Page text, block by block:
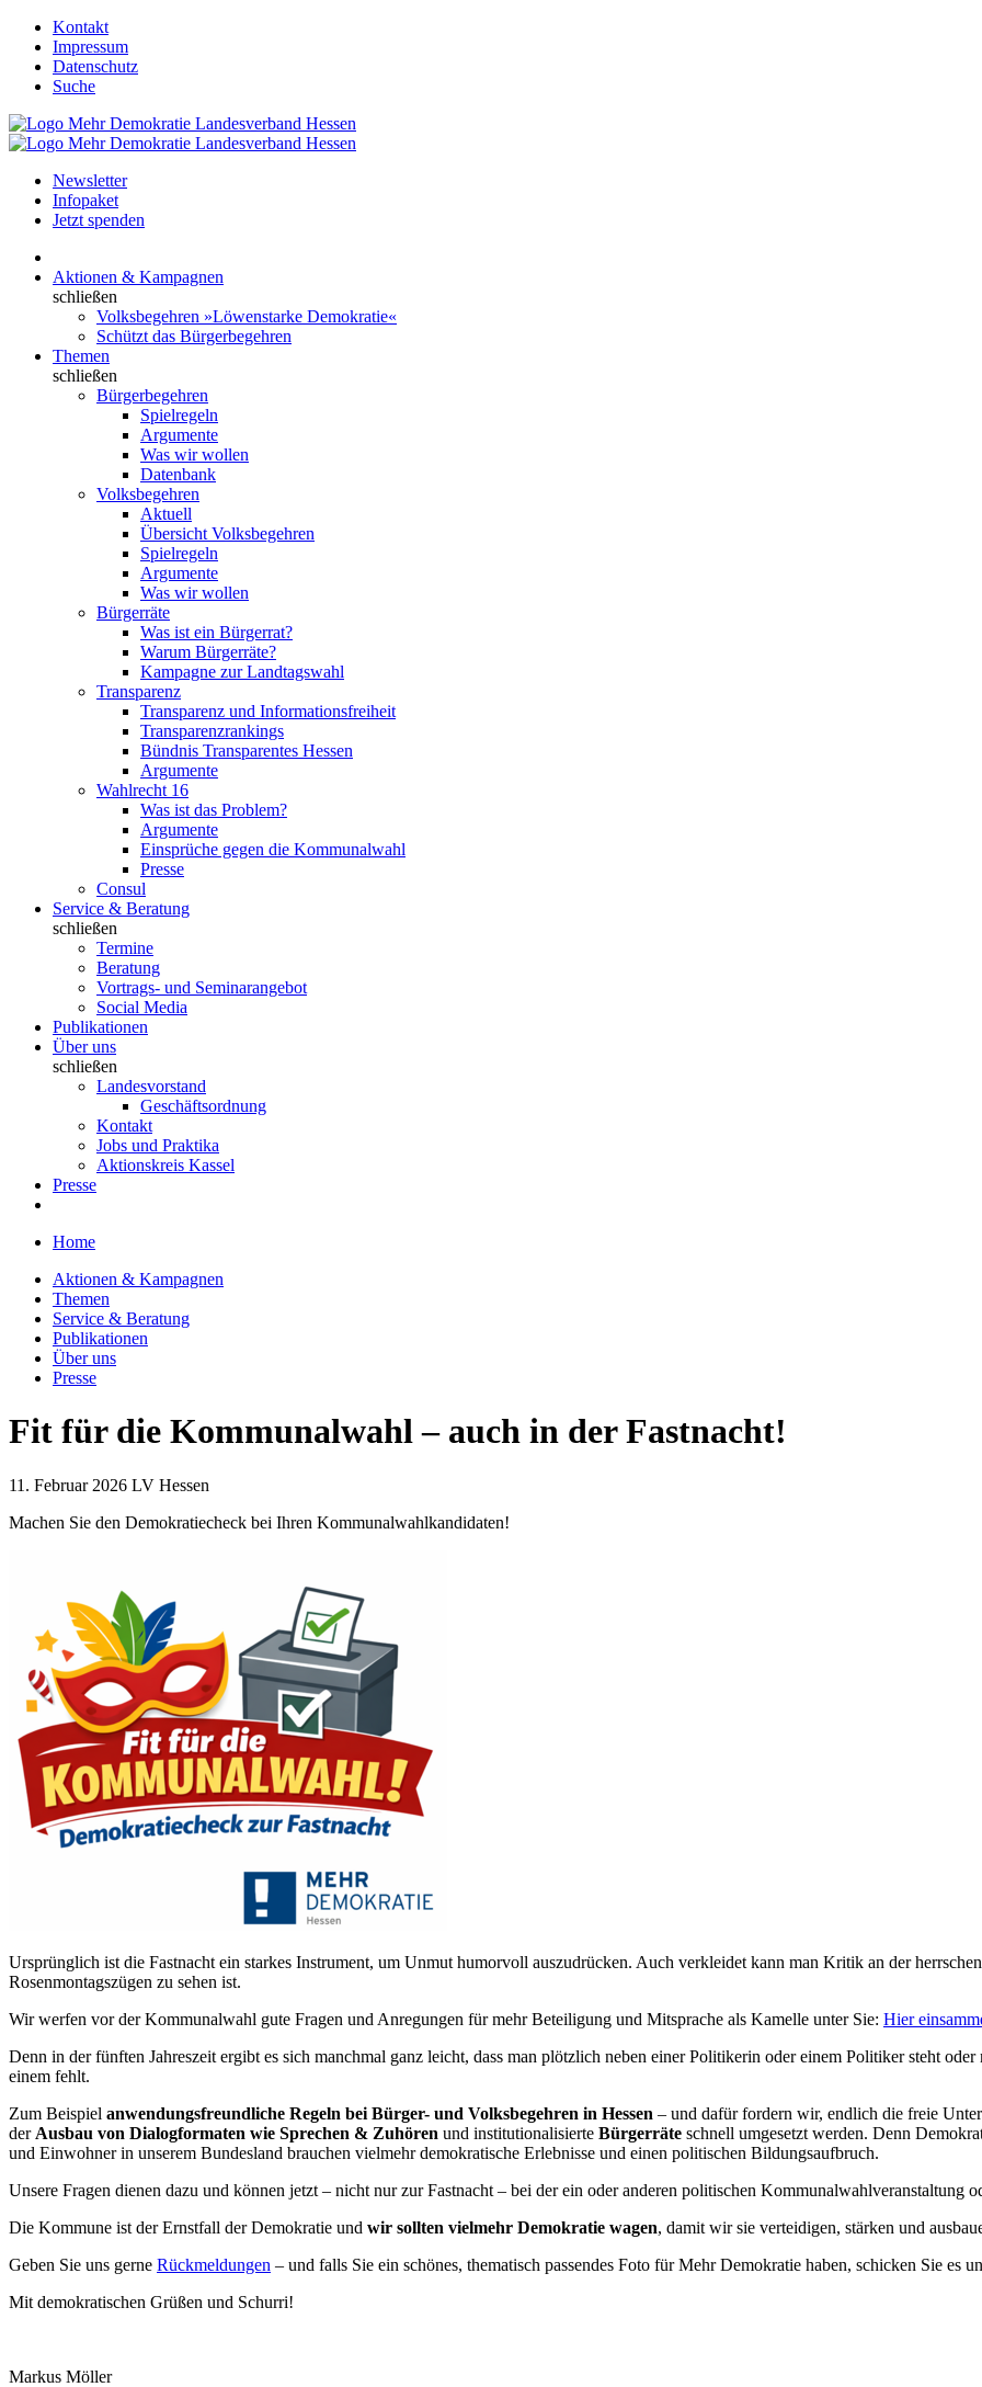
Kontakt
Impressum
Datenschutz
Suche
Newsletter
Infopaket
Jetzt spenden
Aktionen & Kampagnen
schließen
Volksbegehren »Löwenstarke Demokratie«
Schützt das Bürgerbegehren
Themen
schließen
Bürgerbegehren
Spielregeln
Argumente
Was wir wollen
Datenbank
Volksbegehren
Aktuell
Übersicht Volksbegehren
Spielregeln
Argumente
Was wir wollen
Bürgerräte
Was ist ein Bürgerrat?
Warum Bürgerräte?
Kampagne zur Landtagswahl
Transparenz
Transparenz und Informationsfreiheit
Transparenzrankings
Bündnis Transparentes Hessen
Argumente
Wahlrecht 16
Was ist das Problem?
Argumente
Einsprüche gegen die Kommunalwahl
Presse
Consul
Service & Beratung
schließen
Termine
Beratung
Vortrags- und Seminarangebot
Social Media
Publikationen
Über uns
schließen
Landesvorstand
Geschäftsordnung
Kontakt
Jobs und Praktika
Aktionskreis Kassel
Presse
Home
Aktionen & Kampagnen
Themen
Service & Beratung
Publikationen
Über uns
Presse
Fit für die Kommunalwahl – auch in der Fastnacht!
11. Februar 2026 LV Hessen
Machen Sie den Demokratiecheck bei Ihren Kommunalwahlkandidaten!
Ursprünglich ist die Fastnacht ein starkes Instrument, um Unmut humorvoll auszudrücken. Auch verkleidet kann man Kritik an der
Rosenmontagszügen zu sehen ist.
Wir werfen vor der Kommunalwahl gute Fragen und Anregungen für mehr Beteiligung und Mitsprache als Kamelle unter Sie: Hier
Denn in der fünften Jahreszeit ergibt es sich manchmal ganz leicht, dass man plötzlich neben einer Politikerin oder einem Politiker steht
einem fehlt.
Zum Beispiel anwendungsfreundliche Regeln bei Bürger- und Volksbegehren in Hessen – und dafür fordern wir, endlich die freie
der Ausbau von Dialogformaten wie Sprechen & Zuhören und institutionalisierte Bürgerräte schnell umgesetzt werden. Denn
und Einwohner in unserem Bundesland brauchen vielmehr demokratische Erlebnisse und einen politischen Bildungsaufbruch.
Unsere Fragen dienen dazu und können jetzt – nicht nur zur Fastnacht – bei der ein oder anderen politischen Kommunalwahlveranstaltung
Die Kommune ist der Ernstfall der Demokratie und wir sollten vielmehr Demokratie wagen, damit wir sie verteidigen, stärken und
Geben Sie uns gerne Rückmeldungen – und falls Sie ein schönes, thematisch passendes Foto für Mehr Demokratie haben, schicken Sie es
Mit demokratischen Grüßen und Schurri!
Markus Möller